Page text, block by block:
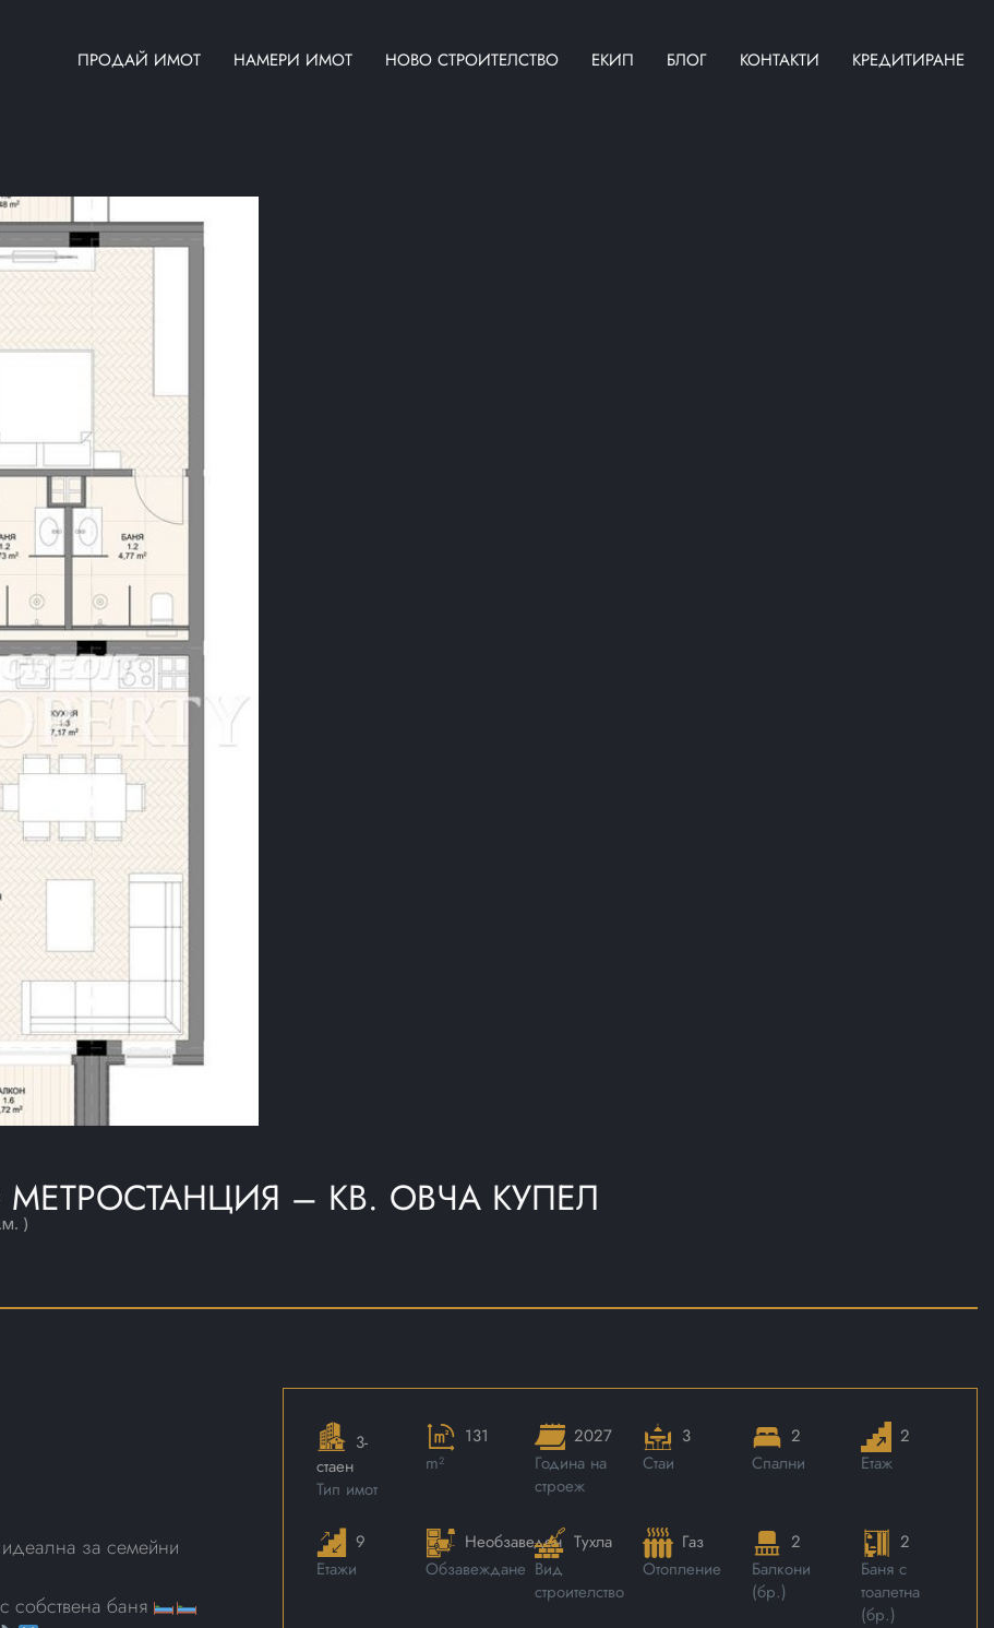
ПРОДАЙ ИМОТ НАМЕРИ ИМОТ НОВО СТРОИТЕЛСТВО ЕКИП БЛОГ КОНТАКТИ КРЕДИТИРАНЕ
– КВ. ОВЧА КУПЕЛ
)
за семейни
собствена баня
3-
стаен
Тип имот
131
m²
2027
Година на
строеж
3
Стаи
2
Спални
2
Етаж
9
Етажи
Необзаведен
Обзавеждане
Тухла
Вид
строителство
Газ
Отопление
2
Балкони
(бр.)
2
Баня с
тоалетна
(бр.)